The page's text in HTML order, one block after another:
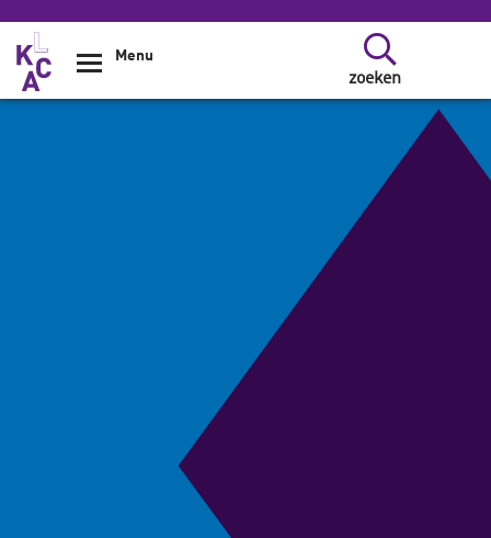
Overslaan en naar de inhoud gaan
zoeken
Menu